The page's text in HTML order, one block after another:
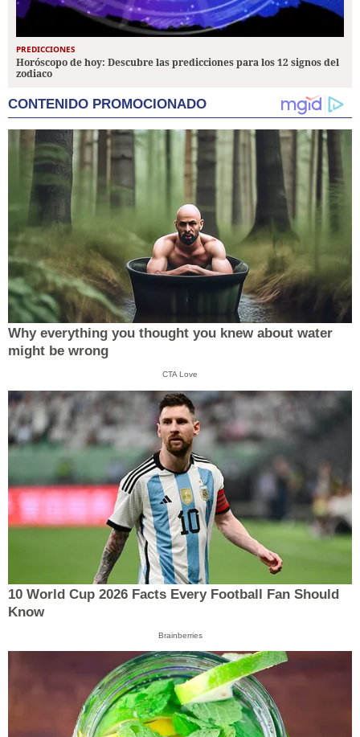
PREDICCIONES
Horóscopo de hoy: Descubre las predicciones para los 12 signos del
zodiaco
CONTENIDO PROMOCIONADO
Why everything you thought you knew about water
might be wrong
CTA Love
10 World Cup 2026 Facts Every Football Fan Should
Know
Brainberries